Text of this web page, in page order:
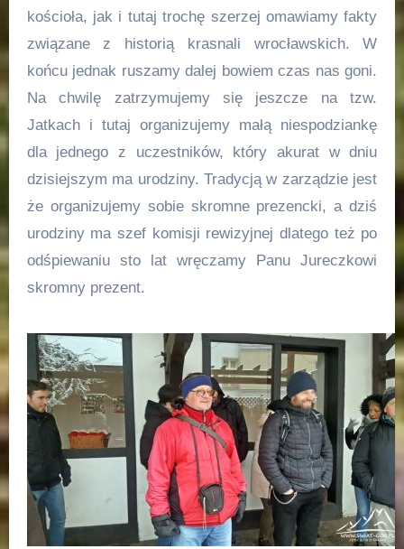
kościoła, jak i tutaj trochę szerzej omawiamy fakty
związane z historią krasnali wrocławskich. W
końcu jednak ruszamy dalej bowiem czas nas goni.
Na chwilę zatrzymujemy się jeszcze na tzw.
Jatkach i tutaj organizujemy małą niespodziankę
dla jednego z uczestników, który akurat w dniu
dzisiejszym ma urodziny. Tradycją w zarządzie jest
że organizujemy sobie skromne prezencki, a dziś
urodziny ma szef komisji rewizyjnej dlatego też po
odśpiewaniu sto lat wręczamy Panu Jureczkowi
skromny prezent.